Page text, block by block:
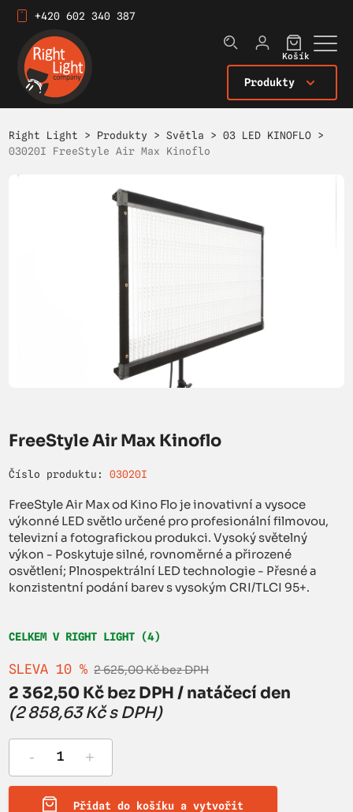
+420 602 340 387
Produkty
Košík
Right Light > Produkty >Světla >03 LED KINOFLO >
03020I FreeStyle Air Max Kinoflo
FreeStyle Air Max Kinoflo
Číslo produktu: 03020I
FreeStyle Air Max od Kino Flo je inovativní a vysoce
výkonné LED světlo určené pro profesionální filmovou,
televizní a fotografickou produkci. Vysoký světelný
výkon - Poskytuje silné, rovnoměrné a přirozené
osvětlení; Plnospektrální LED technologie - Přesné a
konzistentní podání barev s vysokým CRI/TLCI 95+.
CELKEM V RIGHT LIGHT (4)
SLEVA 10 % 2 625,00 Kč bez DPH
2 362,50 Kč bez DPH / natáčecí den
(2 858,63 Kč s DPH)
- +
Přidat do košíku a vytvořit